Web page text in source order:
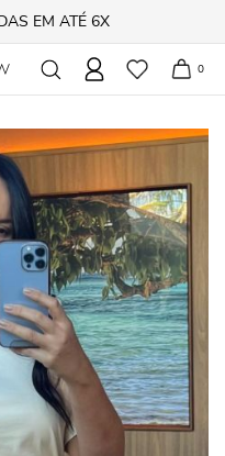
acima de R$ 500,00
0